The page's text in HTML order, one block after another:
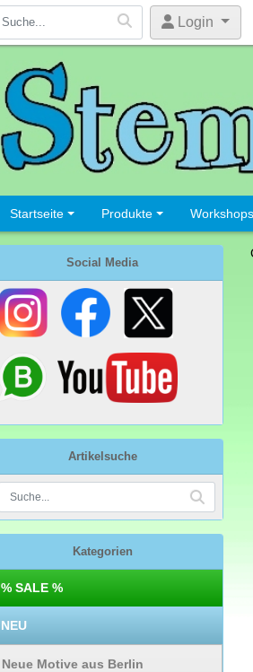
Login
Startseite Produkte Workshops
Social Media
Artikelsuche
Kategorien
% SALE %
NEU
Neue Motive aus Berlin